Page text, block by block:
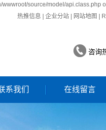
source/model/api.class.php
热推信息 企业分站 网站地图
咨询
系我们 在线留言